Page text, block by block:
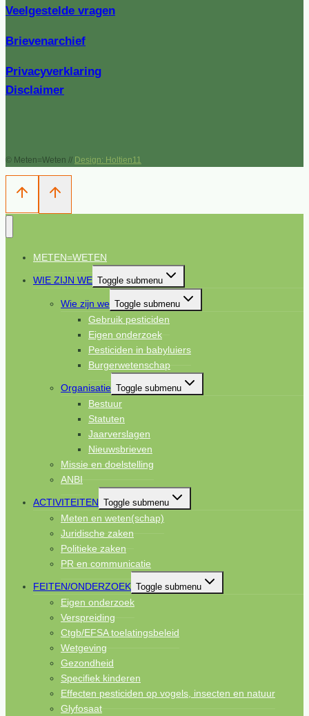
Veelgestelde vragen
Brievenarchief
Privacyverklaring
Disclaimer
© Meten=Weten // Design: Holtien11
METEN=WETEN
WIE ZIJN WE Toggle submenu
Wie zijn we Toggle submenu
Gebruik pesticiden
Eigen onderzoek
Pesticiden in babyluiers
Burgerwetenschap
Organisatie Toggle submenu
Bestuur
Statuten
Jaarverslagen
Nieuwsbrieven
Missie en doelstelling
ANBI
ACTIVITEITEN Toggle submenu
Meten en weten(schap)
Juridische zaken
Politieke zaken
PR en communicatie
FEITEN/ONDERZOEK Toggle submenu
Eigen onderzoek
Verspreiding
Ctgb/EFSA toelatingsbeleid
Wetgeving
Gezondheid
Specifiek kinderen
Effecten pesticiden op vogels, insecten en natuur
Glyfosaat